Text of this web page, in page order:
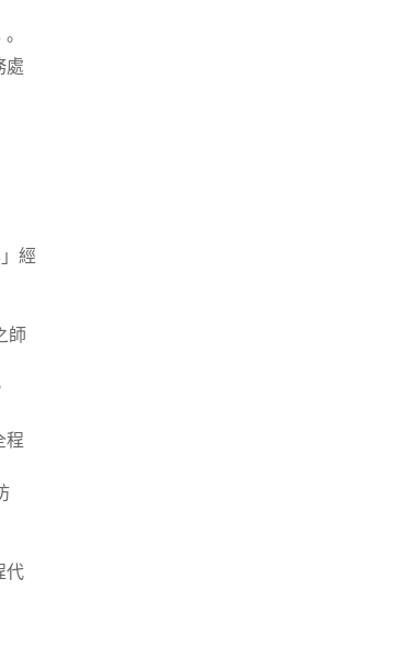
處
經
師
程
代